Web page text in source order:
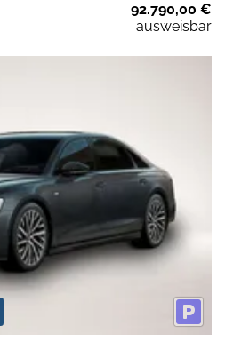
92.790,00 €
ausweisbar